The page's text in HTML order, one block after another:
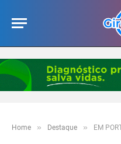
Home » Destaque » EM PORTO